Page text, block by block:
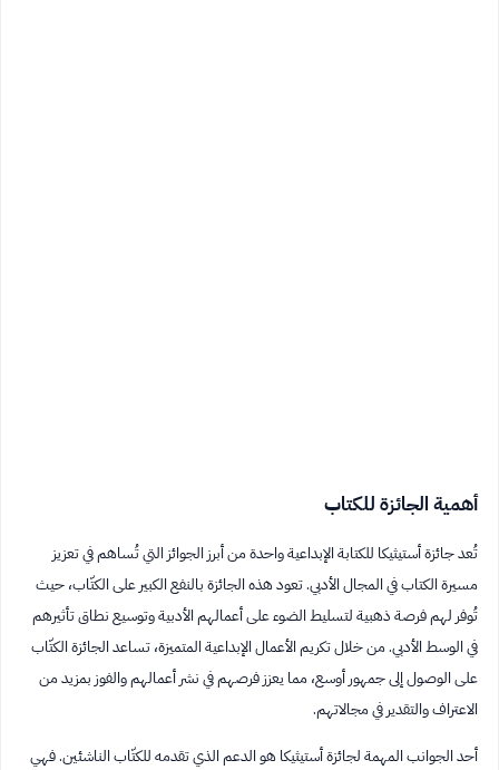
أهمية الجائزة للكتاب
تُعد جائزة أستيثيكا للكتابة الإبداعية واحدة من أبرز الجوائز التي تُساهم في تعزيز
مسيرة الكتاب في المجال الأدبي. تعود هذه الجائزة بالنفع الكبير على الكتّاب، حيث
تُوفر لهم فرصة ذهبية لتسليط الضوء على أعمالهم الأدبية وتوسيع نطاق تأثيرهم
في الوسط الأدبي. من خلال تكريم الأعمال الإبداعية المتميزة، تساعد الجائزة الكتّاب
على الوصول إلى جمهور أوسع، مما يعزز فرصهم في نشر أعمالهم والفوز بمزيد من
الاعتراف والتقدير في مجالاتهم.
أحد الجوانب المهمة لجائزة أستيثيكا هو الدعم الذي تقدمه للكتّاب الناشئين. فهي